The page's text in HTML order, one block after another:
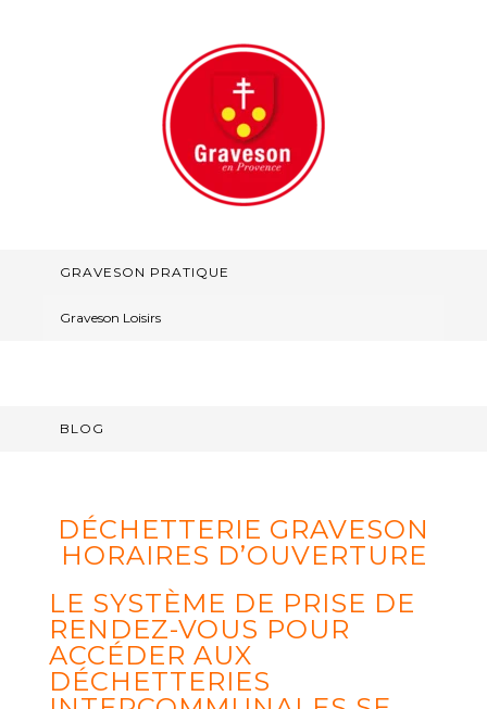
GRAVESON PRATIQUE
Graveson Loisirs
BLOG
DÉCHETTERIE GRAVESON
HORAIRES D’OUVERTURE
LE SYSTÈME DE PRISE DE
RENDEZ-VOUS POUR
ACCÉDER AUX
DÉCHETTERIES